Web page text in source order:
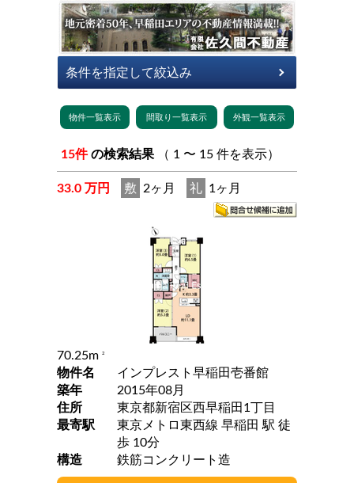
15件 の検索結果 （ 1 〜 15 件を表示）
33.0 万円 敷 2ヶ月 礼 1ヶ月
70.25m 2
物件名
インプレスト早稲田壱番館
築年
2015年08月
住所
東京都新宿区西早稲田1丁目
最寄駅
東京メトロ東西線 早稲田 駅 徒
歩 10分
構造
鉄筋コンクリート造